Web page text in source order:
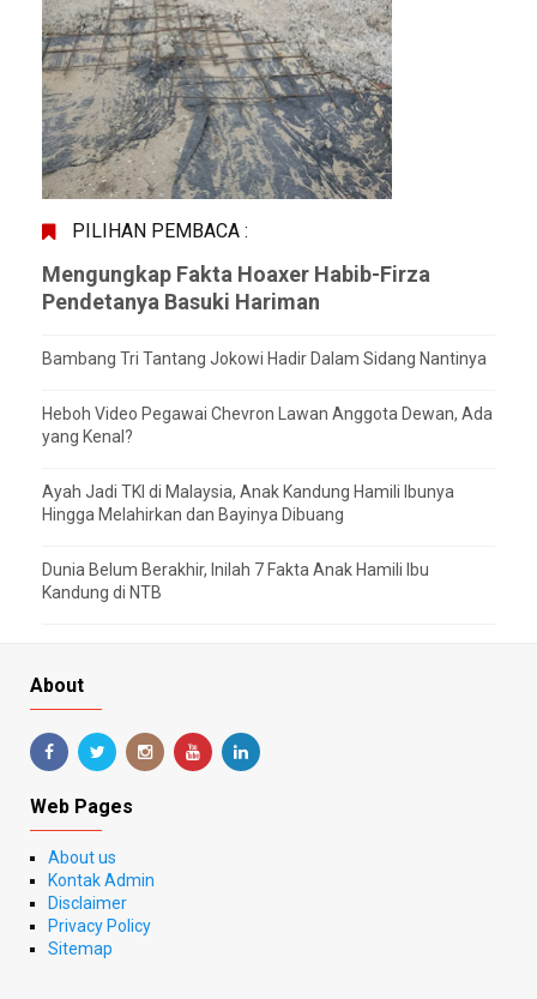
PILIHAN PEMBACA :
Mengungkap Fakta Hoaxer Habib-Firza
Pendetanya Basuki Hariman
Bambang Tri Tantang Jokowi Hadir Dalam Sidang Nantinya
Heboh Video Pegawai Chevron Lawan Anggota Dewan, Ada
yang Kenal?
Ayah Jadi TKI di Malaysia, Anak Kandung Hamili Ibunya
Hingga Melahirkan dan Bayinya Dibuang
Dunia Belum Berakhir, Inilah 7 Fakta Anak Hamili Ibu
Kandung di NTB
About
Web Pages
About us
Kontak Admin
Disclaimer
Privacy Policy
Sitemap